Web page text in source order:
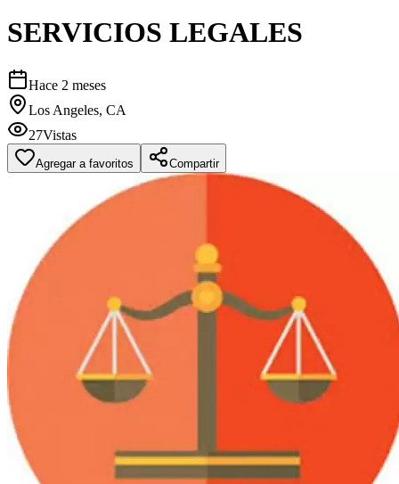
SERVICIOS LEGALES
Hace 2 meses
Los Angeles, CA
27Vistas
Agregar a favoritos Compartir